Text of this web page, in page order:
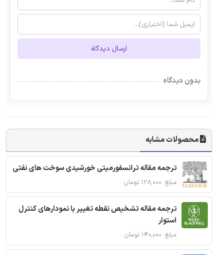
ارسال دیدگاه
بدون دیدگاه
محصولات مشابه
ترجمه مقاله ترانسفورمیتی خورشیدی سوخت های نفتی
مبلغ: ۱۲۸,۰۰۰ تومان
ترجمه مقاله تشخیص نقطه تغییر با نمودارهای کنترل
استوار
مبلغ: ۱۴۰,۰۰۰ تومان